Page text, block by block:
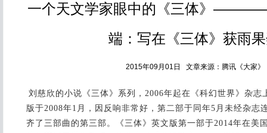
一个天文学家眼中的《三体》
端：写在《三体》获雨
2015年09月01日 文章来源：腾讯《大家
刘慈欣的小说《三体》系列，2006年起在《科幻世界》杂志
版于2008年1月，因反响非常好，第二部于同年5月未经杂志
齐了三部曲的第三部。《三体》英文版第一部于2014年在美